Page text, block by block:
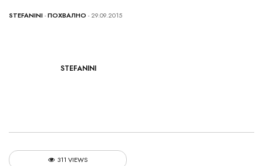
STEFANINI-ПОХВАЛНО - 29.09.2015
STEFANINI
311 VIEWS